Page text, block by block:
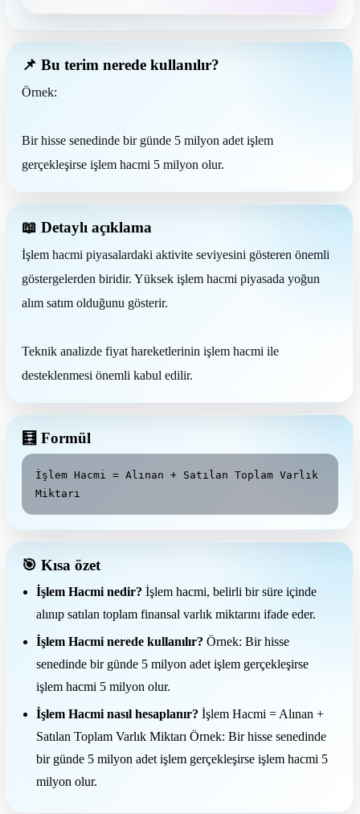
📌 Bu terim nerede kullanılır?
Örnek:
Bir hisse senedinde bir günde 5 milyon adet işlem
gerçekleşirse işlem hacmi 5 milyon olur.
📖 Detaylı açıklama
İşlem hacmi piyasalardaki aktivite seviyesini gösteren önemli
göstergelerden biridir. Yüksek işlem hacmi piyasada yoğun
alım satım olduğunu gösterir.
Teknik analizde fiyat hareketlerinin işlem hacmi ile
desteklenmesi önemli kabul edilir.
🧮 Formül
İşlem Hacmi = Alınan + Satılan Toplam Varlık
Miktarı
🎯 Kısa özet
İşlem Hacmi nedir? İşlem hacmi, belirli bir süre içinde
alınıp satılan toplam finansal varlık miktarını ifade eder.
İşlem Hacmi nerede kullanılır? Örnek: Bir hisse
senedinde bir günde 5 milyon adet işlem gerçekleşirse
işlem hacmi 5 milyon olur.
İşlem Hacmi nasıl hesaplanır? İşlem Hacmi = Alınan +
Satılan Toplam Varlık Miktarı Örnek: Bir hisse senedinde
bir günde 5 milyon adet işlem gerçekleşirse işlem hacmi 5
milyon olur.